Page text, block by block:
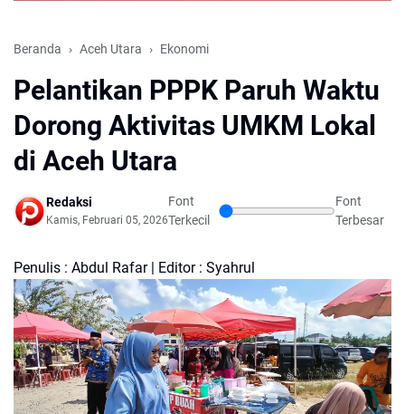
Beranda Aceh Utara Ekonomi
Pelantikan PPPK Paruh Waktu
Dorong Aktivitas UMKM Lokal
di Aceh Utara
Redaksi
Kamis, Februari 05, 2026
Font
Terkecil
Font
Terbesar
Penulis : Abdul Rafar | Editor : Syahrul